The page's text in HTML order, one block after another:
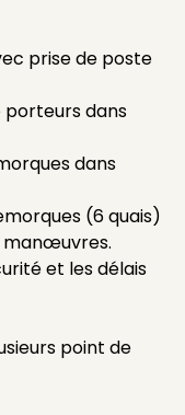
prise de poste
porteurs dans
dans
(6 quais)
manœuvres.
et les délais
point de